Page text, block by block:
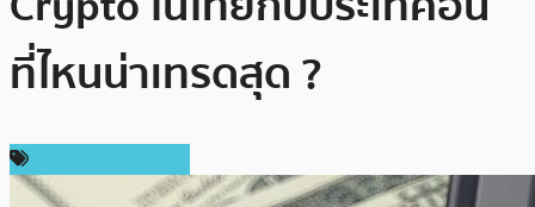
ที่ไหนน่าเทรดสุด ?